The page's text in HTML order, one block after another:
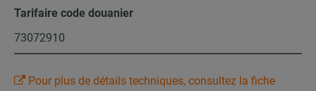
Tarifaire code douanier
73072910
Pour plus de détails techniques, consultez la fiche